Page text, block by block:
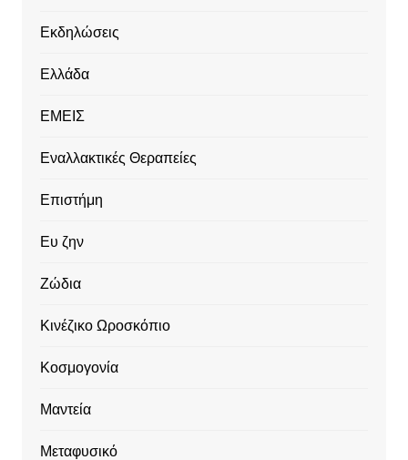
Εκδηλώσεις
Ελλάδα
ΕΜΕΙΣ
Εναλλακτικές Θεραπείες
Επιστήμη
Ευ ζην
Ζώδια
Κινέζικο Ωροσκόπιο
Κοσμογονία
Μαντεία
Μεταφυσικό